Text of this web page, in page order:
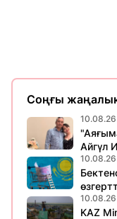
Соңғы
10.08.26
Айгүл
10.08.26
10.08.26
KAZ